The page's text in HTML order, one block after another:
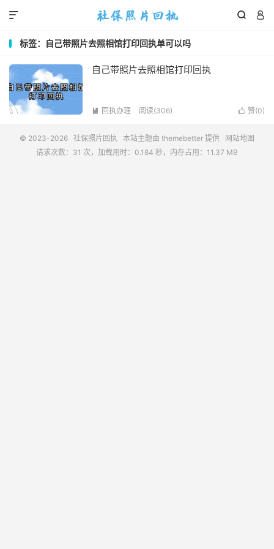
 

标签：自己带照片去照相馆打印回执单可以吗
自己带照片去照相馆打印回执
 赞(0)
 回执办理 阅读(306)
© 2023-2026 社保照片回执 本站主题由 themebetter 提供
网站地图
请求次数：31 次，加载用时：0.184 秒，内存占用：11.37 MB